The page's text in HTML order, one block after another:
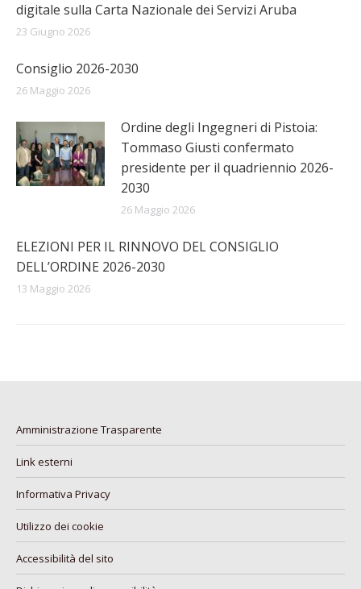
digitale sulla Carta Nazionale dei Servizi Aruba
23 Giugno 2026
Consiglio 2026-2030
26 Maggio 2026
Ordine degli Ingegneri di Pistoia:
Tommaso Giusti confermato
presidente per il quadriennio 2026-
2030
26 Maggio 2026
ELEZIONI PER IL RINNOVO DEL CONSIGLIO
DELL’ORDINE 2026-2030
13 Maggio 2026
Amministrazione Trasparente
Link esterni
Informativa Privacy
Utilizzo dei cookie
Accessibilità del sito